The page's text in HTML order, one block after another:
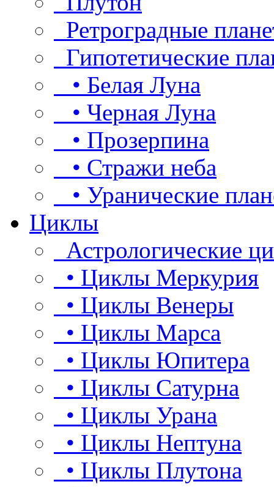
Ретроградные
Гипотетические
• Белая Луна
• Черная Луна
• Прозерпина
• Стражи неба
• Уранические
Циклы
Астрологические
• Циклы Меркурия
• Циклы Венеры
• Циклы Марса
• Циклы Юпитера
• Циклы Сатурна
• Циклы Урана
• Циклы Нептуна
• Циклы Плутона